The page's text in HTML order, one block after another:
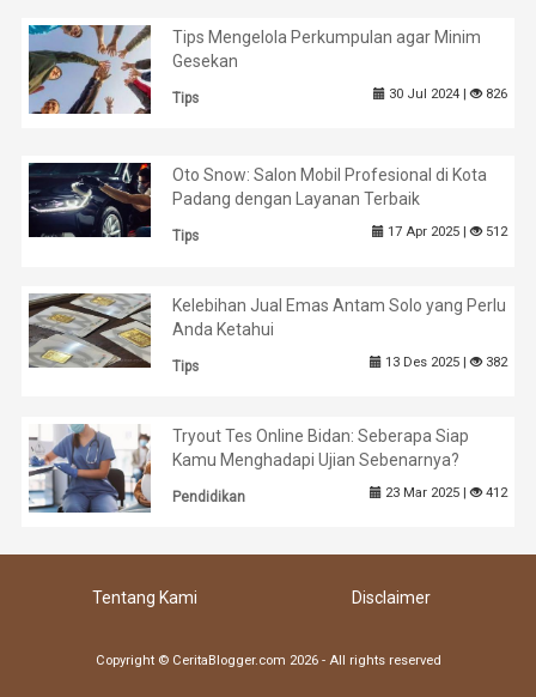
Tips Mengelola Perkumpulan agar Minim
Gesekan
Tips 30 Jul 2024 | 826
Oto Snow: Salon Mobil Profesional di Kota
Padang dengan Layanan Terbaik
Tips 17 Apr 2025 | 512
Kelebihan Jual Emas Antam Solo yang Perlu
Anda Ketahui
Tips 13 Des 2025 | 382
Tryout Tes Online Bidan: Seberapa Siap
Kamu Menghadapi Ujian Sebenarnya?
Pendidikan 23 Mar 2025 | 412
Tentang Kami Disclaimer
Copyright © CeritaBlogger.com 2026 - All rights reserved